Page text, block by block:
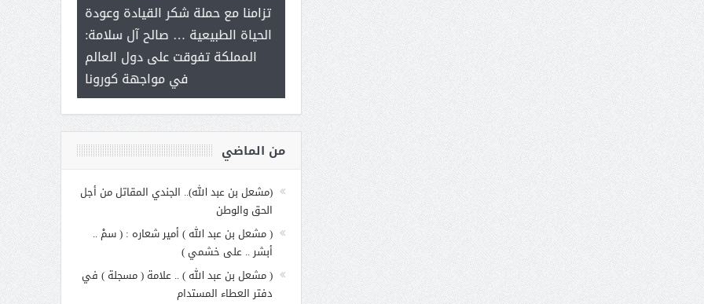
للإبداع
مع الأمين
بنت
تزامنا مع حملة شكر القيادة وعودة
الحياة الطبيعية … صالح آل سلامة:
المملكة تفوقت على دول العالم
في مواجهة كورونا
الانتخابات لن تؤثر على برامج
المجلس والشفافية هي أساس
عملنا
والمدير السابق للأكاديمية الأولمبية
في الامارات د . عبد الملك جاني :
منتدى ( اكتشاف المواهب
الاجتماعية ) فرصة للتوأمة بين
الرياضة والعمل الاجتماعي
من الماضي
(مشعل بن عبد الله).. الجندي المقاتل من أجل
الحق والوطن
( مشعل بن عبد الله ) أمير شعاره : ( سمْ ..
أبشر .. على خشمي )
( مشعل بن عبد الله ) .. علامة ( مسجلة ) في
دفتر العطاء المستدام